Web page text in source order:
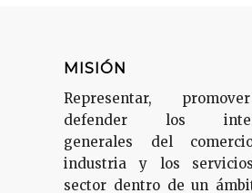
MISIÓN
Representar,
defender los
generales del
industria y los
sector dentro de un